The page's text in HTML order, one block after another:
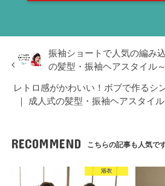
振袖ショートで人気の編み
の髪型・振袖ヘアスタイル
レトロ感がかわいい！ボブで作るシ
｜ 成人式の髪型・振袖ヘアスタイ
RECOMMEND こちらの記事も人気です
浴衣